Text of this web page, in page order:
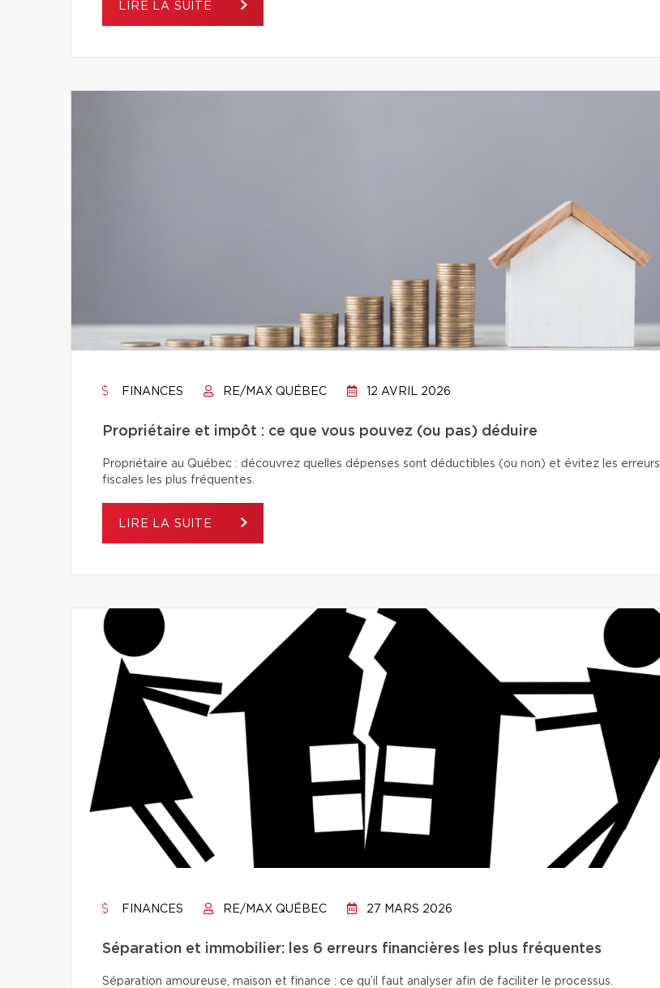
LIRE LA SUITE
FINANCES RE/MAX QUÉBEC 12 AVRIL 2026
Propriétaire et impôt : ce que vous pouvez (ou pas) déduire
Propriétaire au Québec : découvrez quelles dépenses sont déductibles (ou non) et évitez les erreurs
fiscales les plus fréquentes.
LIRE LA SUITE
FINANCES RE/MAX QUÉBEC 27 MARS 2026
Séparation et immobilier: les 6 erreurs financières les plus fréquentes
Séparation amoureuse, maison et finance : ce qu’il faut analyser afin de faciliter le processus.